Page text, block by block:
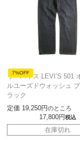
7%OFF
リーバイス LEVI’S 501
ルユーズドウォッシュ
ラック
定価 19,250 のところ
17,800 税込
在庫切れ